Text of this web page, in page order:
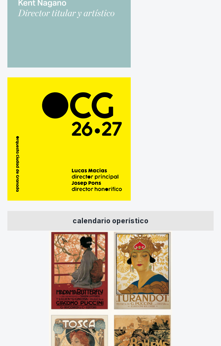
calendario operístico